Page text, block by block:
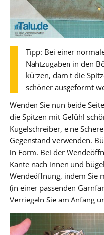
Tipp: Bei einer
Nahtzugaben in den
kürzen, damit die
schöner ausgeformt
Wenden Sie nun beide
die Spitzen mit Gefühl
Kugelschreiber, eine
Gegenstand verwenden.
in Form. Bei der
Kante nach innen und
Wendeöffnung, indem Sie
(in einer passenden
Verriegeln Sie am Anfang